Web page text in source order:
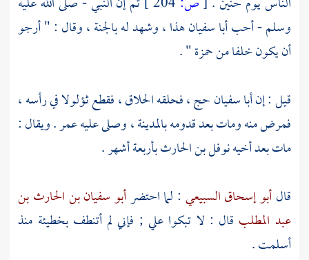
وسلم - أحبأبا سفيانهذا ، وشهد له بالجنة ، وقال : " أرجو
أن يكون خلفا منحمزة ".
قيل : إنأبا سفيانحج ، فحلقه الحلاق ، فقطع ثؤلولا في رأسه ،
فمرض منه ومات بعد قدومهبالمدينة، وصلى عليهعمر. ويقال :
مات بعد أخيهنوفل بن الحارثبأربعة أشهر .
قالأبو إسحاق السبيعي : لما احتضرأبو سفيان بن الحارث بن
عبد المطلب قال : لا تبكوا علي ; فإني لم أتنطف بخطيئة منذ
أسلمت .